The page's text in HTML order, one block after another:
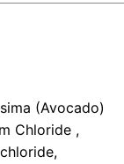
(Avocado)
Chloride ,